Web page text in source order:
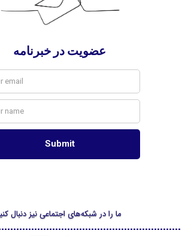
ما را در شبکه‌های اجتماعی نیز دنبال